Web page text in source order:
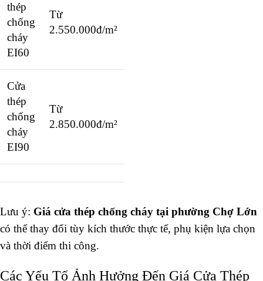
thép
chống
cháy
EI60
Từ
2.550.000đ/m²
Cửa
thép
chống
cháy
EI90
Từ
2.850.000đ/m²
Lưu ý: Giá cửa thép chống cháy tại phường Chợ Lớn
có thể thay đổi tùy kích thước thực tế, phụ kiện lựa chọn
và thời điểm thi công.
Các Yếu Tố Ảnh Hưởng Đến Giá Cửa Thép